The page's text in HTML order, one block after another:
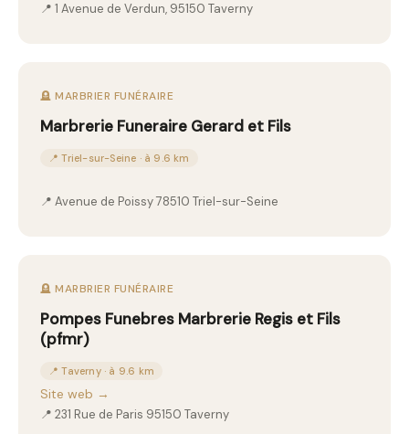
📍 1 Avenue de Verdun, 95150 Taverny
🪦 MARBRIER FUNÉRAIRE
Marbrerie Funeraire Gerard et Fils
📍 Triel-sur-Seine · à 9.6 km
📍 Avenue de Poissy 78510 Triel-sur-Seine
🪦 MARBRIER FUNÉRAIRE
Pompes Funebres Marbrerie Regis et Fils
(pfmr)
📍 Taverny · à 9.6 km
Site web →
📍 231 Rue de Paris 95150 Taverny